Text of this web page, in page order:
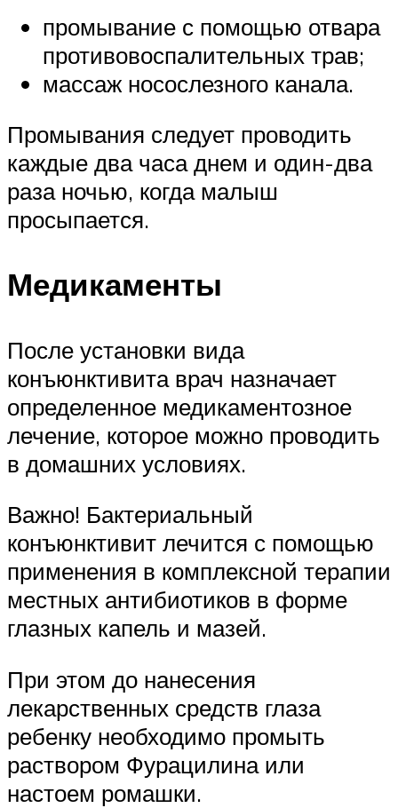
промывание с помощью отвара
противовоспалительных трав;
массаж носослезного канала.
Промывания следует проводить
каждые два часа днем и один-два
раза ночью, когда малыш
просыпается.
Медикаменты
После установки вида
конъюнктивита врач назначает
определенное медикаментозное
лечение, которое можно проводить
в домашних условиях.
Важно! Бактериальный
конъюнктивит лечится с помощью
применения в комплексной терапии
местных антибиотиков в форме
глазных капель и мазей.
При этом до нанесения
лекарственных средств глаза
ребенку необходимо промыть
раствором Фурацилина или
настоем ромашки.